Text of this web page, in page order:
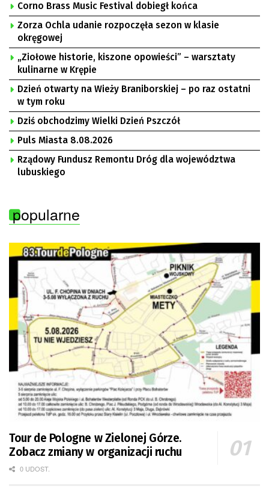
Corno Brass Music Festival dobiegł końca
Zorza Ochla udanie rozpoczęła sezon w klasie
okręgowej
„Ziołowe historie, kiszone opowieści” – warsztaty
kulinarne w Krępie
Dzień otwarty na Wieży Braniborskiej – po raz ostatni
w tym roku
Dziś obchodzimy Wielki Dzień Pszczół
Puls Miasta 8.08.2026
Rządowy Fundusz Remontu Dróg dla województwa
lubuskiego
popularne
Tour de Pologne w Zielonej Górze.
Zobacz zmiany w organizacji ruchu
0 UDOST.